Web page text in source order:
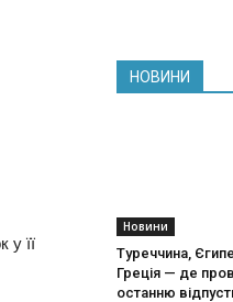
у її
НОВИНИ
Новини
Туреччина,
Греція — де
останню